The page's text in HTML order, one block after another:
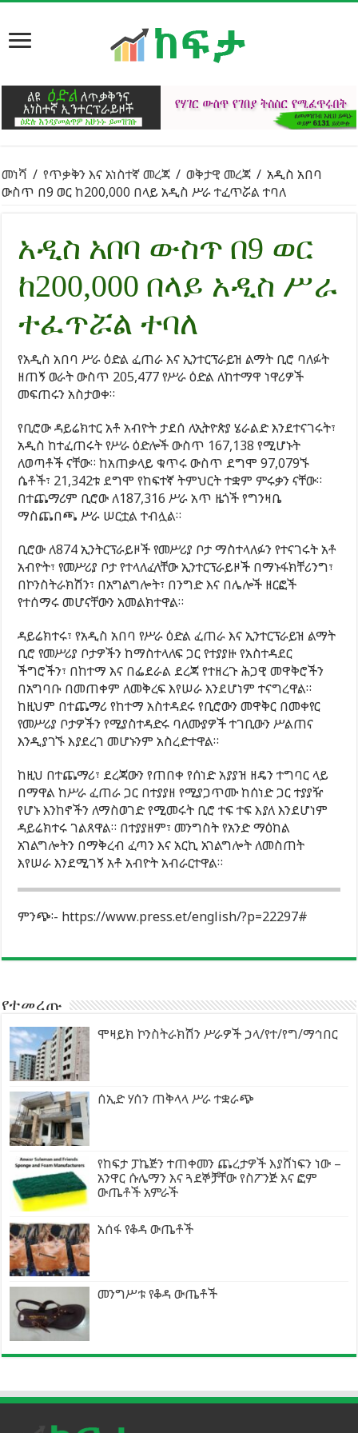
መነሻ / የጥቃቅን እና አነስተኛ መረጃ / ወቅታዊ መረጃ / አዲስ አበባ
ውስጥ በ9 ወር ከ200,000 በላይ አዲስ ሥራ ተፈጥሯል ተባለ
አዲስ አበባ ውስጥ በ9 ወር
ከ200,000 በላይ አዲስ ሥራ
ተፈጥሯል ተባለ
የአዲስ አበባ ሥራ ዕድል ፈጠራ እና ኢንተርፕራይዝ ልማት ቢሮ ባለፉት
ዘጠኝ ወራት ውስጥ 205,477 የሥራ ዕድል ለከተማዋ ነዋሪዎች
መፍጠሩን አስታወቀ።
የቢሮው ዳይሬክተር አቶ አብዮት ታደሰ ለኢትዮጵያ ሄራልድ እንደተናገሩት፣
አዲስ ከተፈጠሩት የሥራ ዕድሎች ውስጥ 167,138 የሚሆኑት
ለወጣቶች ናቸው። ከአጠቃላይ ቁጥሩ ውስጥ ደግሞ 97,079ኙ
ሴቶች፣ 21,342ቱ ደግሞ የከፍተኛ ትምህርት ተቋም ምሩቃን ናቸው።
በተጨማሪም ቢሮው ለ187,316 ሥራ አጥ ዜጎች የግንዛቤ
ማስጨበጫ ሥራ ሠርቷል ተብሏል።
ቢሮው ለ874 ኢንትርፕራይዞች የመሥሪያ ቦታ ማስተላለፉን የተናገሩት አቶ
አብዮት፣ የመሥሪያ ቦታ የተላለፈላቸው ኢንተርፕራይዞች በማኑፋክቸሪንግ፣
በኮንስትራክሽን፣ በአግልግሎት፣ በንግድ እና በሌሎች ዘርፎች
የተሰማሩ መሆናቸውን አመልክተዋል።
ዳይሬክተሩ፣ የአዲስ አበባ የሥራ ዕድል ፈጠራ እና ኢንተርፕራይዝ ልማት
ቢሮ የመሥሪያ ቦታዎችን ከማስተላለፍ ጋር የተያያዙ የአስተዳደር
ችግሮችን፣ በከተማ እና በፌደራል ደረጃ የተዘረጉ ሕጋዊ መዋቅሮችን
በአግባቡ በመጠቀም ለመቅረፍ እየሠራ እንደሆነም ተናግረዋል።
ከዚህም በተጨማሪ የከተማ አስተዳደሩ የቢሮውን መዋቅር በመቀየር
የመሥሪያ ቦታዎችን የሚያስተዳድሩ ባለሙያዎች ተገቢውን ሥልጠና
እንዲያገኙ እያደረገ መሆኑንም አስረድተዋል።
ከዚህ በተጨማሪ፣ ደረጃውን የጠበቀ የሰነድ አያያዝ ዘዴን ተግባር ላይ
በማዋል ከሥራ ፈጠራ ጋር በተያያዘ የሚያጋጥሙ ከሰነድ ጋር ተያያዥ
የሆኑ እንከኖችን ለማስወገድ የሚመሩት ቢሮ ተፍ ተፍ እያለ እንደሆነም
ዳይሬክተሩ ገልጸዋል። በተያያዘም፣ መንግስት የአንድ ማዕከል
አገልግሎትን በማቅረብ ፈጣን እና አርኪ አገልግሎት ለመስጠት
እየሠራ እንደሚገኝ አቶ አብዮት አብራርተዋል።
ምንጭ፡- https://www.press.et/english/?p=22297#
የተመረጡ
ሞዛይክ ኮንስትራክሽን ሥራዎች ኃላ/የተ/የግ/ማኅበር
ሰኢድ ሃሰን ጠቅላላ ሥራ ተቋራጭ
የከፍታ ፓኬጅን ተጠቀመን ጨረታዎች እያሸነፍን ነው –
አንዋር ሱሌማን እና ጓደኞቻቸው የስፖንጅ እና ፎም
ውጤቶች አምራች
አሰፋ የቆዳ ውጤቶች
መንግሥቱ የቆዳ ውጤቶች